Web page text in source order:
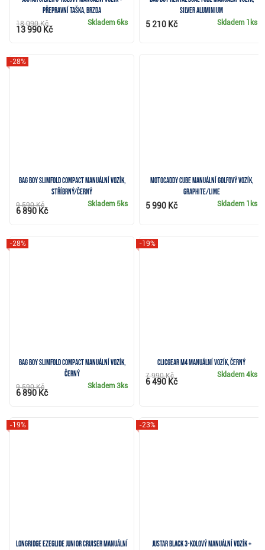
přepravní taška, brzda
Skladem6ks
18 090 Kč
13 990 Kč
silver aluminium
Skladem 1ks
5 210 Kč
Bag Boy Slimfold Compact manuální vozík,
stříbrný/černý
-28%
Skladem 5ks
9 590 Kč
6 890 Kč
Motocaddy CUBE manuální golfový vozík,
graphite/lime
Skladem 1ks
5 990 Kč
Bag Boy Slimfold Compact manuální vozík,
černý
-28%
Skladem3ks
9 590 Kč
6 890 Kč
Clicgear M4 manuální vozík, černý
-19%
Skladem4ks
7 990 Kč
6 490 Kč
Longridge Ezeglide Junior Cruiser manuální
-19%
JuStar Black 3-kolový manuální vozík +
-23%